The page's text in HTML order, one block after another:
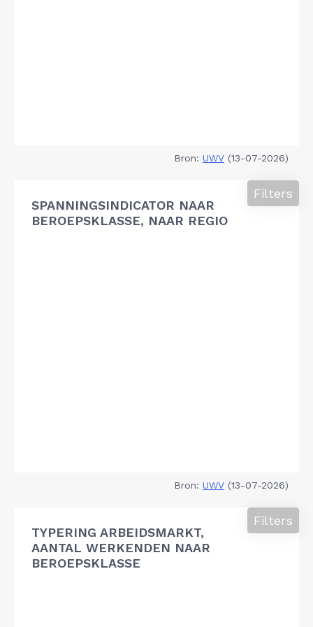
Bron: UWV (13-07-2026)
SPANNINGSINDICATOR NAAR
BEROEPSKLASSE, NAAR REGIO
Filters
Bron: UWV (13-07-2026)
TYPERING ARBEIDSMARKT,
AANTAL WERKENDEN NAAR
BEROEPSKLASSE
Filters